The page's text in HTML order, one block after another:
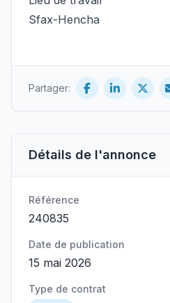
Détails de l'annonce
Référence
240835
Date de publication
15 mai 2026
Type de contrat
Sfax-Hencha
Partager: